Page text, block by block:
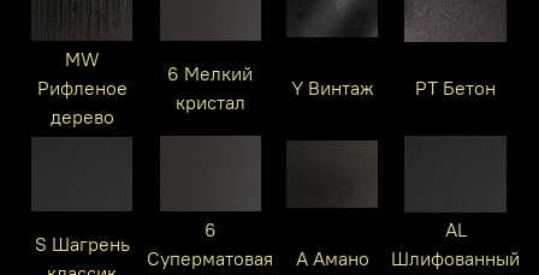
MW
Рифленое
дерево
6 Мелкий
кристал
Y Винтаж PT Бетон
S Шагрень
6
Суперматовая
A Амано
AL
Шлифованный